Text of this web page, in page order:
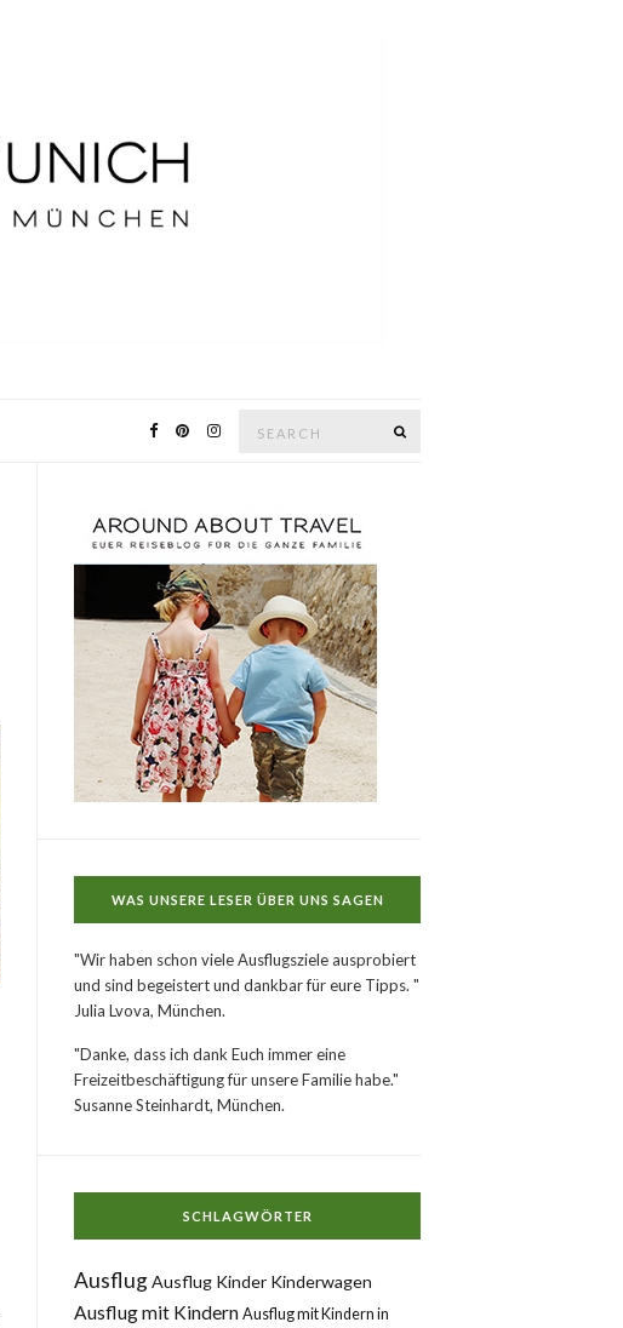
WAS UNSERE LESER ÜBER UNS SAGEN
"Wir haben schon viele Ausflugsziele ausprobiert
und sind begeistert und dankbar für eure Tipps. "
Julia Lvova, München.
"Danke, dass ich dank Euch immer eine
Freizeitbeschäftigung für unsere Familie habe."
Susanne Steinhardt, München.
SCHLAGWÖRTER
AusflugAusflug Kinder Kinderwagen
Ausflug mit Kindern Ausflug mit Kindern in